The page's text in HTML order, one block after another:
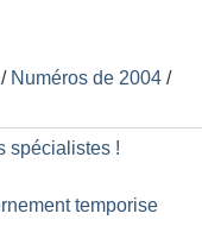
/ Numéros de 2004 /
spécialistes !
temporise